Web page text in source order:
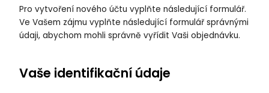
Pro vytvoření nového účtu vyplňte následující formulář.
Ve Vašem zájmu vyplňte následující formulář správnými
údaji, abychom mohli správně vyřídit Vaši objednávku.
Vaše identifikační údaje